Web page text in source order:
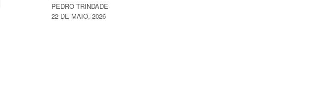
PEDRO TRINDADE
22 DE MAIO, 2026